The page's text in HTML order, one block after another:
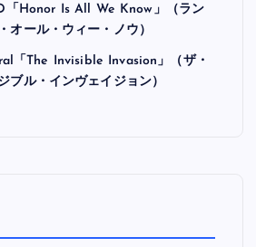
「Honor Is All We Know」（ラン
オール・ウィー・ノウ）
「The Invisible Invasion」（ザ・
ブル・インヴェイジョン）